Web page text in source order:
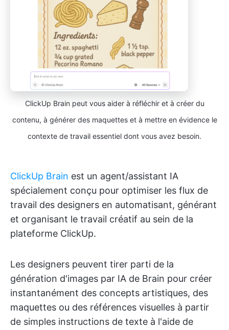
ClickUp Brain peut vous aider à réfléchir et à créer du
contenu, à générer des maquettes et à mettre en évidence le
contexte de travail essentiel dont vous avez besoin.
ClickUp Brain est un agent/assistant IA
spécialement conçu pour optimiser les flux de
travail des designers en automatisant, générant
et organisant le travail créatif au sein de la
plateforme ClickUp.
Les designers peuvent tirer parti de la
génération d'images par IA de Brain pour créer
instantanément des concepts artistiques, des
maquettes ou des références visuelles à partir
de simples instructions de texte à l'aide de